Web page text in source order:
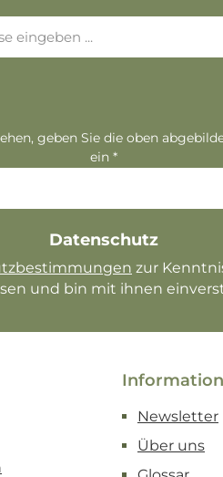
geben Sie die oben
ein *
Datenschutz
und bin mit ihnen
Newsletter
Über uns